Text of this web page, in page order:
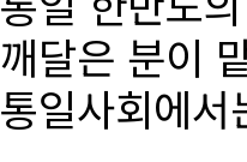
깨달은 분이
통일사회에